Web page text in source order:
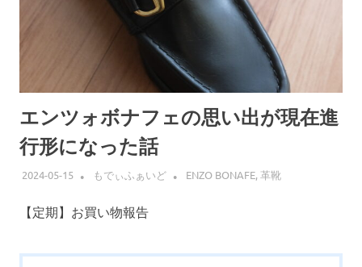
エンツォボナフェの思い出が現在進
行形になった話
2024-05-15 もでぃふぁいど ENZO BONAFE,革靴
【定期】お買い物報告